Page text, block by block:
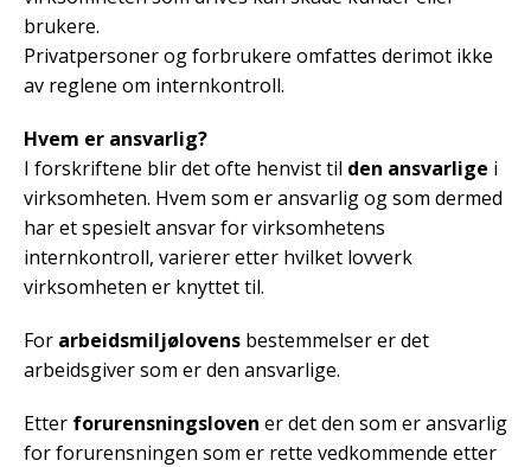
brukere.
Privatpersoner og forbrukere omfattes derimot ikke
av reglene om internkontroll.
Hvem er ansvarlig?
I forskriftene blir det ofte henvist til den ansvarlige i
virksomheten. Hvem som er ansvarlig og som dermed
har et spesielt ansvar for virksomhetens
internkontroll, varierer etter hvilket lovverk
virksomheten er knyttet til.
For arbeidsmiljølovens bestemmelser er det
arbeidsgiver som er den ansvarlige.
Etter forurensningsloven er det den som er ansvarlig
for forurensningen som er rette vedkommende etter